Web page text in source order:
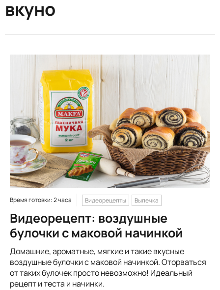
вкуно
Время готовки: 2 часа Видеорецепты Выпечка
Видеорецепт: воздушные
булочки с маковой начинкой
Домашние, ароматные, мягкие и такие вкусные
воздушные булочки с маковой начинкой. Оторваться
от таких булочек просто невозможно! Идеальный
рецепт и теста и начинки.